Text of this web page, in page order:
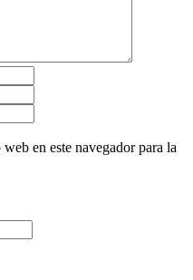
en este navegador para la